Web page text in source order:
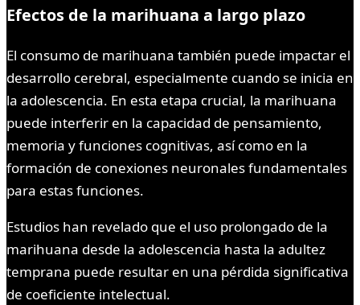
Efectos de la marihuana a largo plazo
El consumo de marihuana también puede impactar el
desarrollo cerebral, especialmente cuando se inicia en
la adolescencia. En esta etapa crucial, la marihuana
puede interferir en la capacidad de pensamiento,
memoria y funciones cognitivas, así como en la
formación de conexiones neuronales fundamentales
para estas funciones.
Estudios han revelado que el uso prolongado de la
marihuana desde la adolescencia hasta la adultez
temprana puede resultar en una pérdida significativa
de coeficiente intelectual.